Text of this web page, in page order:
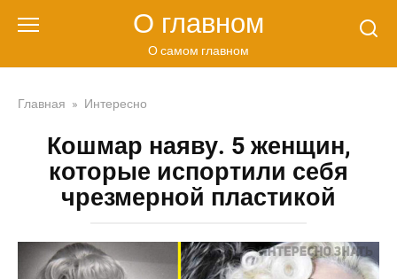
О главном
О самом главном
Главная » Интересно
Кошмар наяву. 5 женщин,
которые испортили себя
чрезмерной пластикой